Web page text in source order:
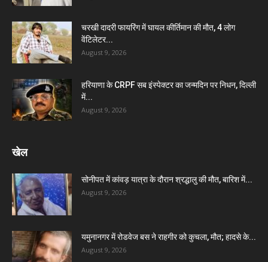
चरखी दादरी फायरिंग में घायल कीर्तिमान की मौत, 4 लोग
वेंटिलेटर...
August 9, 2026
हरियाणा के CRPF सब इंस्पेक्टर का जन्मदिन पर निधन, दिल्ली
में...
August 9, 2026
खेल
सोनीपत में कांवड़ यात्रा के दौरान श्रद्धालु की मौत, बारिश में...
August 9, 2026
यमुनानगर में रोडवेज बस ने राहगीर को कुचला, मौत; हादसे के...
August 9, 2026